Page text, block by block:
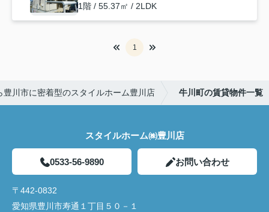
1階 / 55.37㎡ / 2LDK
1
豊川市に密着型のスタイルホーム豊川店 牛川町の賃貸物件一覧
スタイルホーム㈱豊川店
0533-56-9890 お問い合わせ
〒442-0832
愛知県豊川市寿通１丁目５０－１